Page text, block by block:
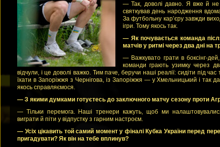
— Так, доволі давно. Я вже й не
святкував день народження
За футбольну кар’єру завжди
ігри. Тому якось так.
— Як почувається команда після
матчів у ритмі через два дні на
— Важкувато грати в боксінг-
команди грають узимку через
відчули, і це доволі важко. Тим паче, беручи наші реалії: сидіти під
їхати в Запоріжжя з Чернігова, із Запоріжжя — у Хмельницький і так
якось справляємося.
— З якими думками готуєтесь до заключного матчу сезону проти
— Тільки перемога. Наші тренери кажуть, щоб ми
виграти й піти у відпустку з гарним настроєм.
— Усіх цікавить той самий момент у фіналі Кубка України перед
пригадувати? Як він на тебе вплинув?